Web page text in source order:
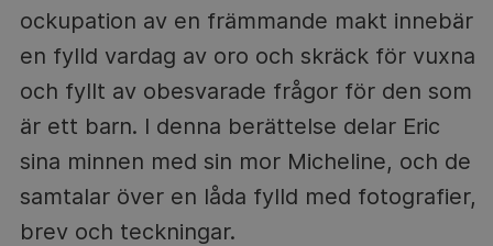
ockupation av en främmande makt innebär
en fylld vardag av oro och skräck för vuxna
och fyllt av obesvarade frågor för den som
är ett barn. I denna berättelse delar Eric
sina minnen med sin mor Micheline, och de
samtalar över en låda fylld med fotografier,
brev och teckningar.